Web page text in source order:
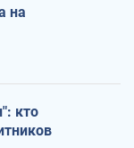
на
кто